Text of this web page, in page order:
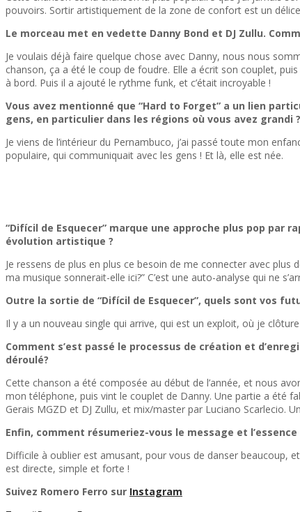
pouvoirs. Sortir artistiquement de la zone de confort est un
Le morceau met en vedette Danny Bond et DJ Zullu.
Je voulais déjà faire quelque chose avec Danny, nous nous
chanson, ça a été le coup de foudre. Elle a écrit son couplet, puis
à bord. Puis il a ajouté le rythme funk, et c’était incroyable !
Vous avez mentionné que “Hard to Forget” a un lien
gens, en particulier dans les régions où vous avez grandi ?
Je viens de l’intérieur du Pernambuco, j’ai passé toute mon
populaire, qui communiquait avec les gens ! Et là, elle est née.
“Difícil de Esquecer” marque une approche plus pop
évolution artistique ?
Je ressens de plus en plus ce besoin de me connecter avec plus
ma musique sonnerait-elle ici?” C’est une auto-analyse qui ne
Outre la sortie de “Difícil de Esquecer”, quels sont vos
Il y a un nouveau single qui arrive, qui est un exploit, où je
Comment s’est passé le processus de création et
déroulé?
Cette chanson a été composée au début de l’année, et nous
mon téléphone, puis vint le couplet de Danny. Une partie a été
Gerais MGZD et DJ Zullu, et mix/master par Luciano Scarlecio.
Enfin, comment résumeriez-vous le message et l’essence
Difficile à oublier est amusant, pour vous de danser beaucoup,
est directe, simple et forte !
Suivez Romero Ferro sur Instagram